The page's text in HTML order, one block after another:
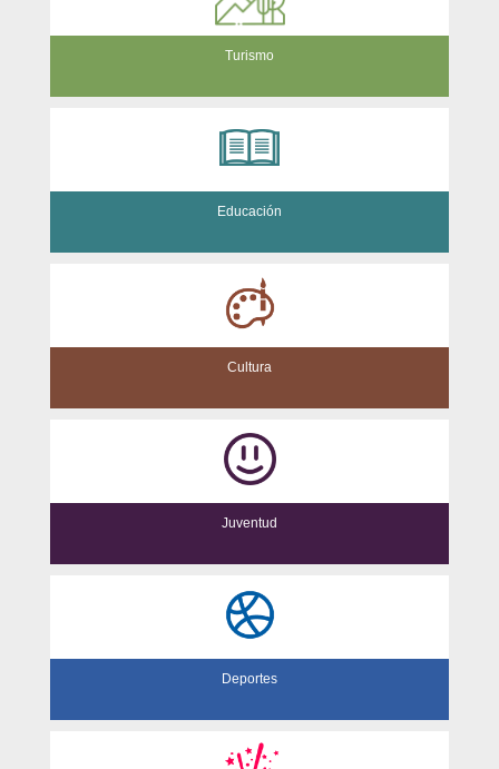
Turismo
Educación
Cultura
Juventud
Deportes